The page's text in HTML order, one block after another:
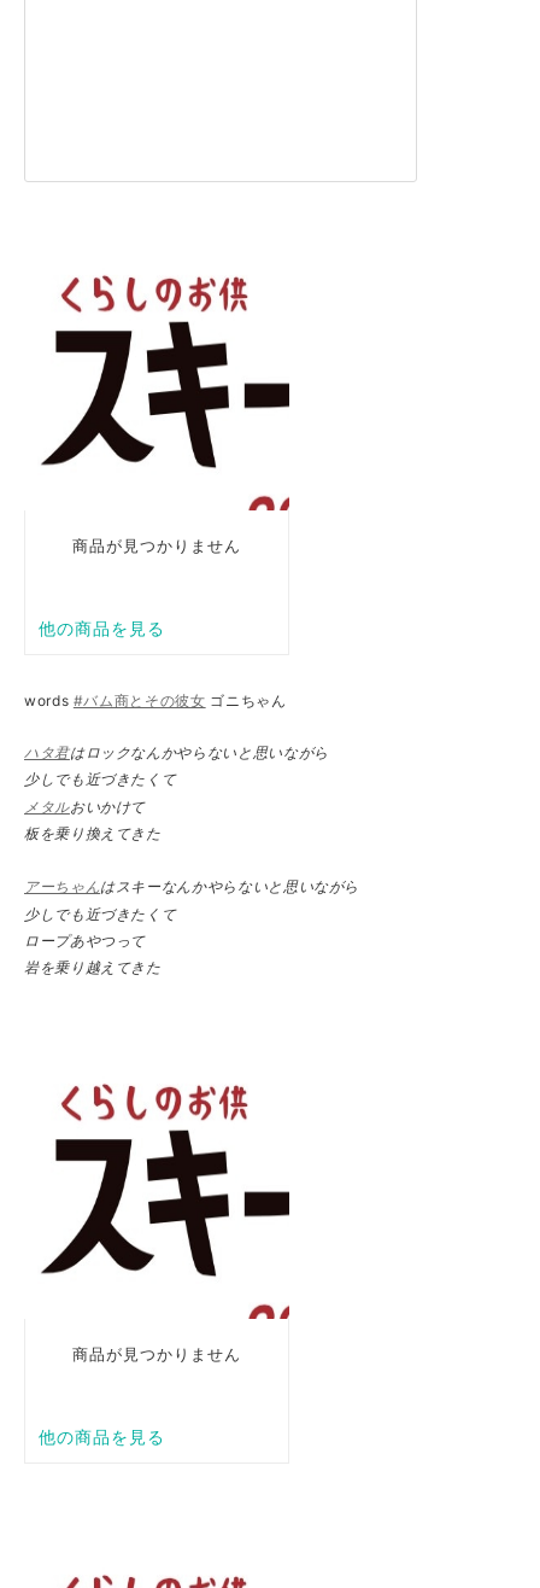
words #バム商とその彼女 ゴニちゃん
ハタ君はロックなんかやらないと思いながら
少しでも近づきたくて
メタルおいかけて
板を乗り換えてきた
アーちゃんはスキーなんかやらないと思いながら
少しでも近づきたくて
ロープあやつって
岩を乗り越えてきた